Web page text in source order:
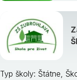
Typ školy: Štátne,